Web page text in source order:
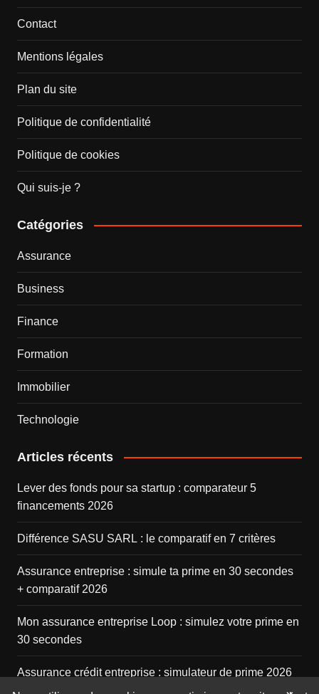
Contact
Mentions légales
Plan du site
Politique de confidentialité
Politique de cookies
Qui suis-je ?
Catégories
Assurance
Business
Finance
Formation
Immobilier
Technologie
Articles récents
Lever des fonds pour sa startup : comparateur 5
financements 2026
Différence SASU SARL : le comparatif en 7 critères
Assurance entreprise : simule ta prime en 30 secondes
+ comparatif 2026
Mon assurance entreprise Loop : simulez votre prime en
30 secondes
Assurance crédit entreprise : simulateur de prime 2026